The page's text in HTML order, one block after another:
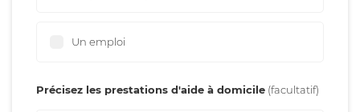
Un emploi
Précisez les prestations d'aide à domicile